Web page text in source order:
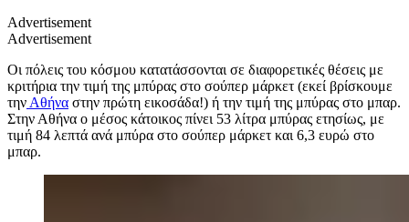
Advertisement
Advertisement
Οι πόλεις του κόσμου κατατάσσονται σε διαφορετικές θέσεις με
κριτήρια την τιμή της μπύρας στο σούπερ μάρκετ (εκεί βρίσκουμε
την Αθήνα στην πρώτη εικοσάδα!) ή την τιμή της μπύρας στο μπαρ.
Στην Αθήνα ο μέσος κάτοικος πίνει 53 λίτρα μπύρας ετησίως, με
τιμή 84 λεπτά ανά μπύρα στο σούπερ μάρκετ και 6,3 ευρώ στο
μπαρ.